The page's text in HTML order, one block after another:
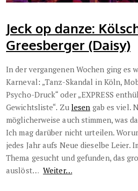
Jeck op danze:
Greesberger (Daisy)
In der vergangenen Wochen ging es
Karneval: „Tanz-Skandal in Köln,
Psycho-Druck“ oder „EXPRESS
Gewichtsliste“. Zu lesen gab es viel.
möglicherweise auch stimmen, was
Ich mag darüber nicht urteilen.
jedes Jahr aufs Neue dieselbe Leier.
Thema gesucht und gefunden, das
auslöst… Weiter…